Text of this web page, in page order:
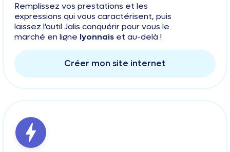
Remplissez vos prestations et les
expressions qui vous caractérisent, puis
laissez l'outil Jalis conquérir pour vous le
marché en ligne lyonnais et au-delà !
Créer mon site internet